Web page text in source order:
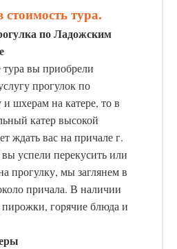
тура.
по Ладожским
вы приобрели
прогулок по
шхерам на катере, то в
катер высокой
ждать вас на причале г.
успели перекусить или
прогулку, мы заглянем в
причала. В наличии
горячие блюда и